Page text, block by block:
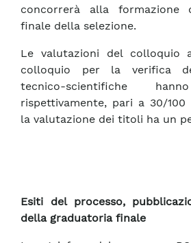
concorrerà alla formazione
finale della selezione.
Le valutazioni del colloquio
colloquio per la verifica
tecnico-scientifiche
rispettivamente, pari a 30/
la valutazione dei titoli ha un
Esiti del processo,
della graduatoria finale